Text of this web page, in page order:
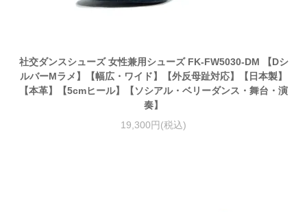
社交ダンスシューズ 女性兼用シューズ FK-FW5030-DM 【Dシ
ルバーMラメ】【幅広・ワイド】【外反母趾対応】【日本製】
【本革】【5cmヒール】【ソシアル・ベリーダンス・舞台・演
奏】
19,300円(税込)